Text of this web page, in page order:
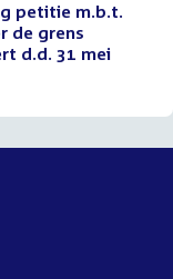
petitie m.b.t.
de grens
d.d. 31 mei